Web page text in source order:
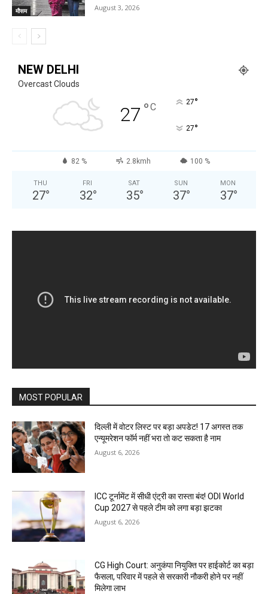
मौसम August 3, 2026
NEW DELHI
Overcast Clouds
27 °C 27°
27°
82 % 2.8kmh 100 %
THU
27°
FRI
32°
SAT
35°
SUN
37°
MON
37°
MOST POPULAR
दिल्ली में वोटर लिस्ट पर बड़ा अपडेट! 17 अगस्त तक
एन्यूमरेशन फॉर्म नहीं भरा तो कट सकता है नाम
August 6, 2026
ICC टूर्नामेंट में सीधी एंट्री का रास्ता बंद! ODI World
Cup 2027 से पहले टीम को लगा बड़ा झटका
August 6, 2026
CG High Court: अनुकंपा नियुक्ति पर हाईकोर्ट का बड़ा
फैसला, परिवार में पहले से सरकारी नौकरी होने पर नहीं
मिलेगा लाभ